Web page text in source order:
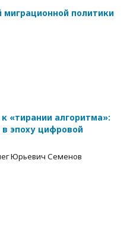
политики
«тирании алгоритма»:
эпоху цифровой
Юрьевич Семенов